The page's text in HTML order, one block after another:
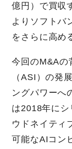
億円）で買収
よりソフトバ
をさらに高め
今回のM&Aの
（ASI）の発
ングパワーへ
は2018年にシ
ウドネイティ
可能なAIコン